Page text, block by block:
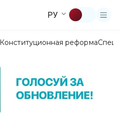
РУ
Конституционная реформа